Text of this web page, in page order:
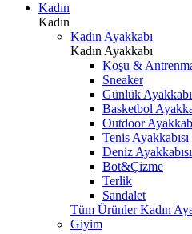
Kadın
Kadın
Kadın Ayakkabı
Kadın Ayakkabı
Koşu &
Sneaker
Günlük Ayakkabı
Basketbol
Outdoor
Tenis Ayakkabısı
Deniz Ayakkabısı
Bot&Çizme
Terlik
Sandalet
Tüm Ürünler Kadın
Giyim